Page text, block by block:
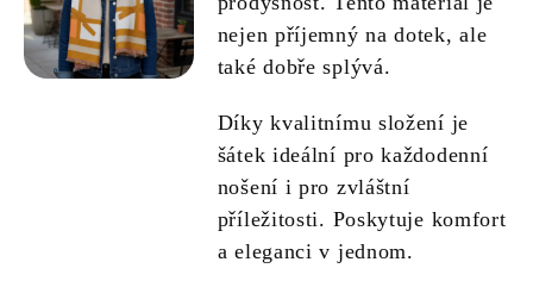
nejen příjemný na dotek, ale
také dobře splývá.
Díky kvalitnímu složení je
šátek ideální pro každodenní
nošení i pro zvláštní
příležitosti. Poskytuje komfort
a eleganci v jednom.